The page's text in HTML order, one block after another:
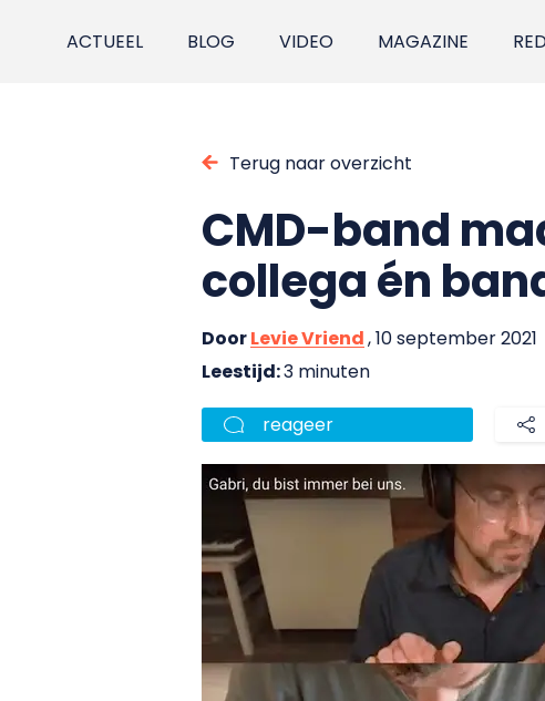
ACTUEEL BLOG VIDEO MAGAZINE
Terug naar overzicht
CMD-band
collega én
DoorLevie Vriend, 10 september 2021
Leestijd:3 minuten
reageer